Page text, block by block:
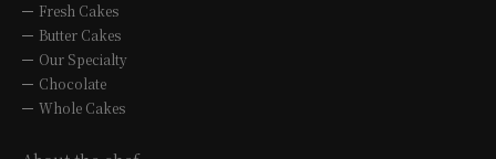
Fresh Cakes
Butter Cakes
Our Specialty
Chocolate
Whole Cakes